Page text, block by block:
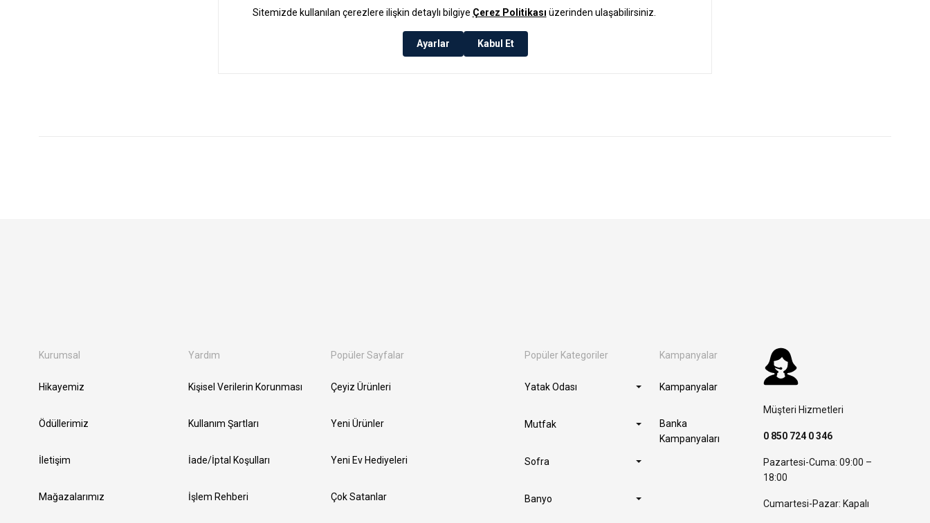
Kurumsal
Hikayemiz
Ödüllerimiz
İletişim
Mağazalarımız
Yardım
Kişisel Verilerin Korunması
Kullanım Şartları
İade/İptal Koşulları
İşlem Rehberi
Popüler Sayfalar
Çeyiz Ürünleri
Yeni Ürünler
Yeni Ev Hediyeleri
Çok Satanlar
Popüler Kategoriler
Yatak Odası
Mutfak
Sofra
Banyo
Kampanyalar
Kampanyalar
Banka
Kampanyaları
Müşteri Hizmetleri
0 850 724 0 346
Pazartesi-Cuma: 09:00 –
18:00
Cumartesi-Pazar: Kapalı